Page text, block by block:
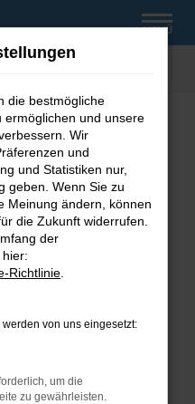
MENÜ
dir helfen können:
und deine
zum Beispiel deine
Seiten
Seite in einem
die bestmögliche
ermöglichen und unsere
Wir
und
und Statistiken nur,
geben. Wenn Sie zu
Meinung ändern, können
die Zukunft widerrufen.
der
Richtlinie
von uns eingesetzt:
um die
zu gewährleisten.